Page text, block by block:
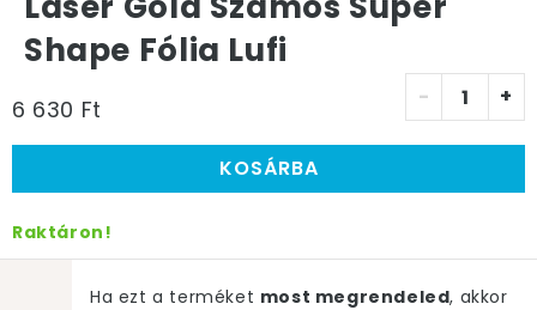
Shape Fólia Lufi
6 630 Ft - +
KOSÁRBA
Raktáron!
Ha ezt a terméket most megrendeled, akkor